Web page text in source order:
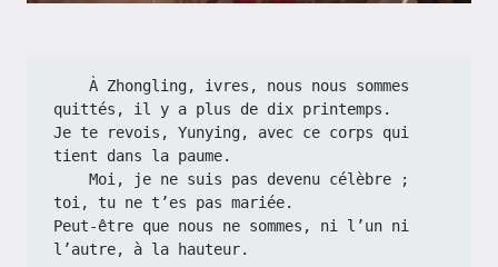
quittés, il y a plus de dix printemps.
Je te revois, Yunying, avec ce corps qui
tient dans la paume.
toi, tu ne t’es pas mariée.
Peut-être que nous ne sommes, ni l’un ni
l’autre, à la hauteur.